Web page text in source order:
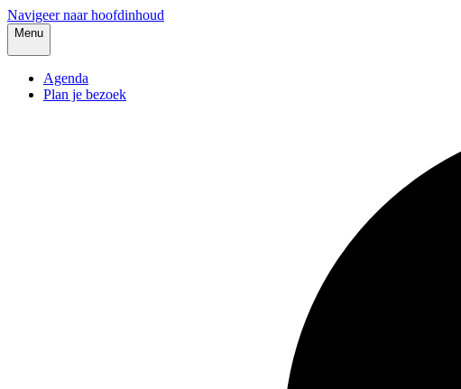
Navigeer naar hoofdinhoud
Menu
Agenda
Plan je bezoek